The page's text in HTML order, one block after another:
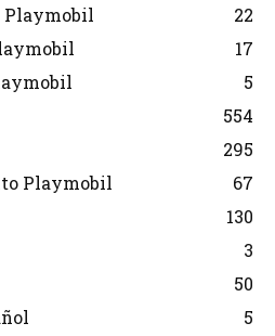
Playmobil
22
17
5
554
295
Playmobil
67
130
3
50
5